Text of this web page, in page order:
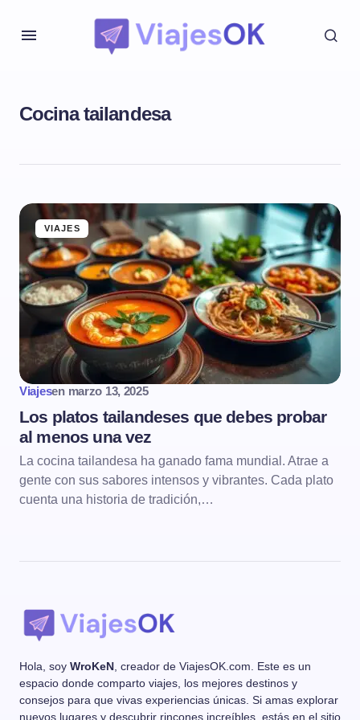
Cocina tailandesa
VIAJES
Viajesen marzo 13, 2025
Los platos tailandeses que debes probar
al menos una vez
La cocina tailandesa ha ganado fama mundial. Atrae a
gente con sus sabores intensos y vibrantes. Cada plato
cuenta una historia de tradición,…
Hola, soy WroKeN , creador de ViajesOK.com. Este es un
espacio donde comparto viajes, los mejores destinos y
consejos para que vivas experiencias únicas. Si amas explorar
nuevos lugares y descubrir rincones increíbles, estás en el sitio